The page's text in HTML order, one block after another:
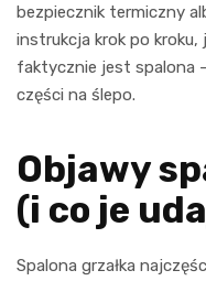
bezpiecznik termiczny
instrukcja krok po kroku,
faktycznie jest spalona
części na ślepo.
Objawy
(i co je
Spalona grzałka